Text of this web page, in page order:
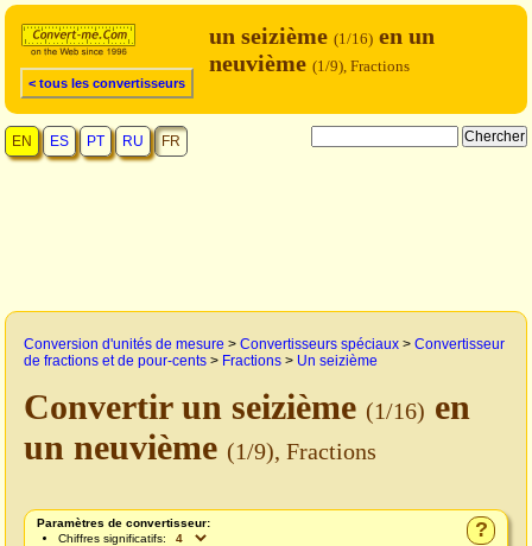
< tous les convertisseurs
un seizième (1/16) en un
neuvième (1/9), Fractions
EN ES PT RU FR
Conversion d'unités de mesure > Convertisseurs spéciaux > Convertisseur
de fractions et de pour-cents > Fractions > Un seizième
Convertir un seizième (1/16) en
un neuvième (1/9), Fractions
?
Paramètres de convertisseur:
Chiffres significatifs: